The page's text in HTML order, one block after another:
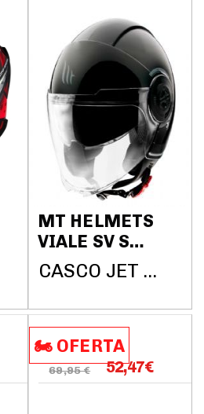
MT HELMETS
VIALE SV S
SOLID A1
NEGRO MATE
CASCO JET MT HELMETS
🏍️​​ OFERTA
69,95 € 52,47€